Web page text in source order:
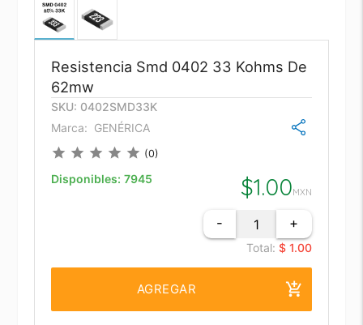
Resistencia Smd 0402 33 Kohms De
62mw
SKU: 0402SMD33K
Marca: GENÉRICA
star star star star star (0)
Disponibles: 7945 $1.00MXN
- +
Total: $ 1.00
AGREGAR add_shopping_cart